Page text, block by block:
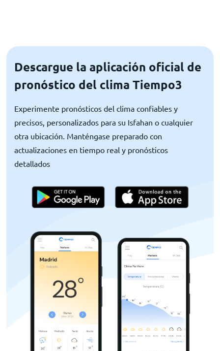
Descargue la aplicación oficial de
pronóstico del clima Tiempo3
Experimente pronósticos del clima confiables y
precisos, personalizados para su Isfahan o cualquier
otra ubicación. Manténgase preparado con
actualizaciones en tiempo real y pronósticos
detallados